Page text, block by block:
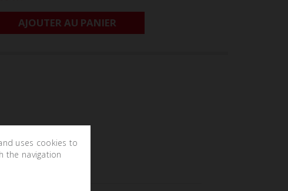
AJOUTER AU PANIER
uses cookies to
the navigation